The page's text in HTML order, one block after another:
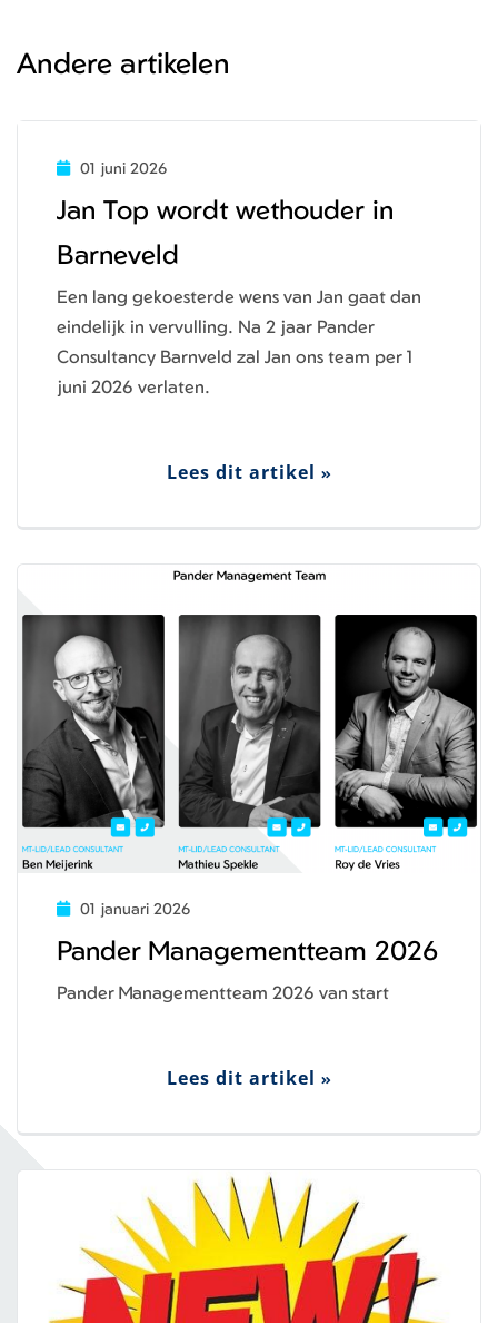
Andere artikelen
Jan Top wordt wethouder in
Barneveld
01 juni 2026
Een lang gekoesterde wens van Jan gaat dan
eindelijk in vervulling. Na 2 jaar Pander
Consultancy Barnveld zal Jan ons team per 1
juni 2026 verlaten.
Lees dit artikel
Pander Managementteam 2026
01 januari 2026
Pander Managementteam 2026 van start
Lees dit artikel